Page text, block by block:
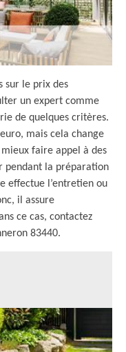
sur le prix des
un expert comme
de quelques critères.
mais cela change
faire appel à des
pendant la préparation
effectue l’entretien ou
il assure
ce cas, contactez
83440.